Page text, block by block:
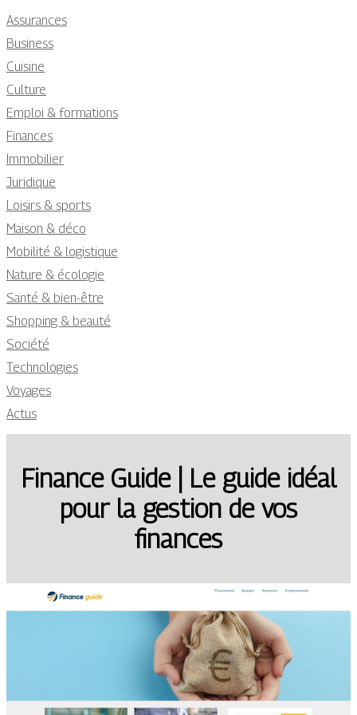
Assurances
Business
Cuisine
Culture
Emploi & formations
Finances
Immobilier
Juridique
Loisirs & sports
Maison & déco
Mobilité & logistique
Nature & écologie
Santé & bien-être
Shopping & beauté
Société
Technologies
Voyages
Actus
Finance Guide | Le guide idéal
pour la gestion de vos
finances